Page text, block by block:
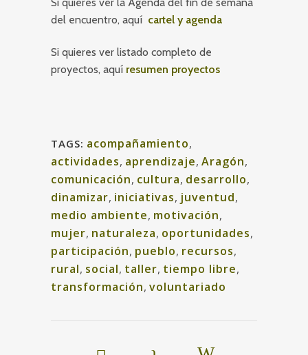
del encuentro, aquí cartel y agenda
Si quieres ver listado completo de
proyectos, aquí resumen proyectos
TAGS: acompañamiento,
actividades, aprendizaje, Aragón,
comunicación, cultura, desarrollo,
dinamizar, iniciativas, juventud,
medio ambiente, motivación,
mujer, naturaleza, oportunidades,
participación, pueblo, recursos,
rural, social, taller, tiempo libre,
transformación, voluntariado